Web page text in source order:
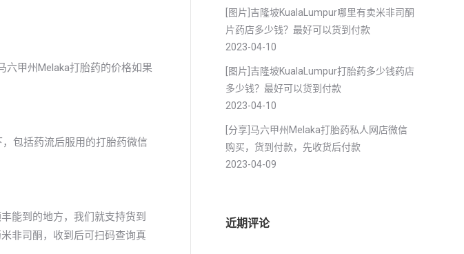
六甲州Melaka打胎药的价格如果
包括药流后服用的打胎药微信
能到的地方，我们就支持货到
非司酮，收到后可扫码查询真
[图片]吉隆坡KualaLumpur哪里有卖米非司酮
片药店多少钱？最好可以货到付款
2023-04-10
[图片]吉隆坡KualaLumpur打胎药多少钱药店
多少钱？最好可以货到付款
2023-04-10
[分享]马六甲州Melaka打胎药私人网店微信
购买，货到付款，先收货后付款
2023-04-09
近期评论